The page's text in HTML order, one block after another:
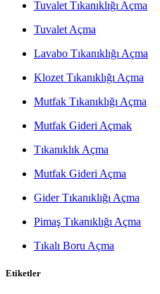
Tuvalet Tıkanıklığı Açma
Tuvalet Açma
Lavabo Tıkanıklığı Açma
Klozet Tıkanıklığı Açma
Mutfak Tıkanıklığı Açma
Mutfak Gideri Açmak
Tıkanıklık Açma
Mutfak Gideri Açma
Gider Tıkanıklığı Açma
Pimaş Tıkanıklığı Açma
Tıkalı Boru Açma
Etiketler